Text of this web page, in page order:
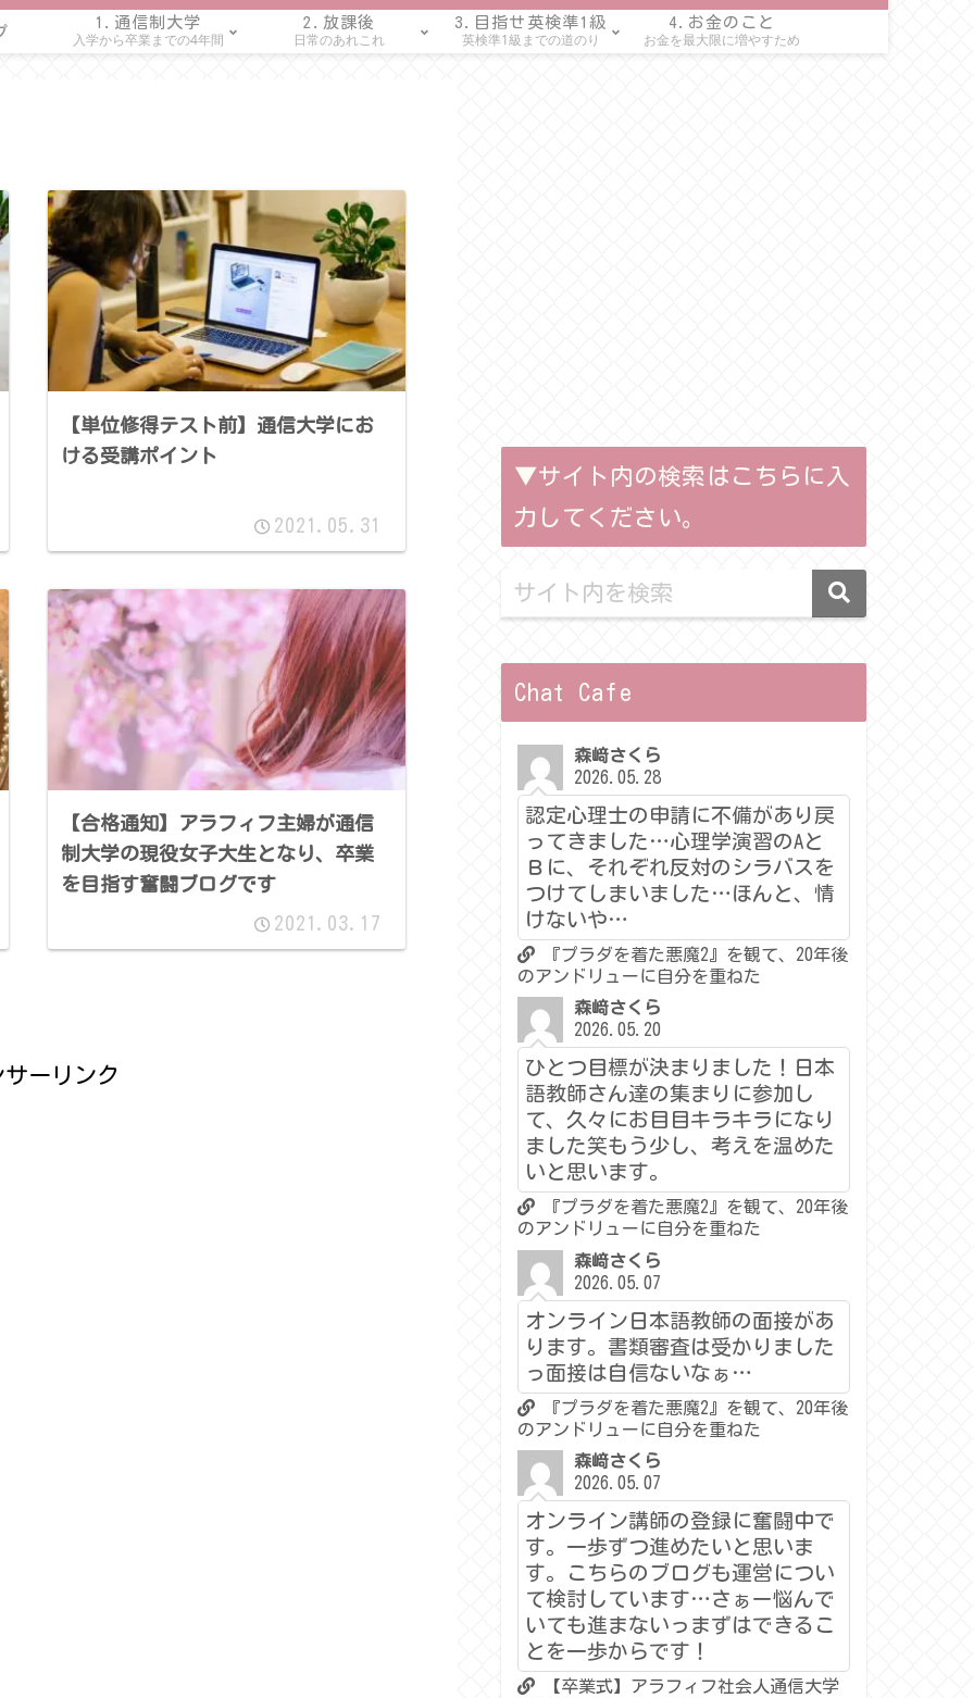
1.通信制大学
入学から卒業までの4年間
2.放課後
日常のあれこれ
3.目指せ英検準1級
英検準1級までの道のり
4.お金のこと
お金を最大限に増やすため
【単位修得テスト前】通信大学にお
ける受講ポイント
2021.05.31
【合格通知】アラフィフ主婦が通信
制大学の現役女子大生となり、卒業
を目指す奮闘ブログです
2021.03.17
ーリンク
▼サイト内の検索はこちらに入
力してください。
Chat Cafe
森﨑さくら
2026.05.28
認定心理士の申請に不備があり戻
ってきました…心理学演習のAと
Ｂに、それぞれ反対のシラバスを
つけてしまいました…ほんと、情
けないや…
『プラダを着た悪魔2』を観て、20年後
のアンドリューに自分を重ねた
森﨑さくら
2026.05.20
ひとつ目標が決まりました！日本
語教師さん達の集まりに参加し
て、久々にお目目キラキラになり
ました笑もう少し、考えを温めた
いと思います。
『プラダを着た悪魔2』を観て、20年後
のアンドリューに自分を重ねた
森﨑さくら
2026.05.07
オンライン日本語教師の面接があ
ります。書類審査は受かりました
っ面接は自信ないなぁ…
『プラダを着た悪魔2』を観て、20年後
のアンドリューに自分を重ねた
森﨑さくら
2026.05.07
オンライン講師の登録に奮闘中で
す。一歩ずつ進めたいと思いま
す。こちらのブログも運営につい
て検討しています…さぁー悩んで
いても進まないっまずはできるこ
とを一歩からです！
【卒業式】アラフィフ社会人通信大学